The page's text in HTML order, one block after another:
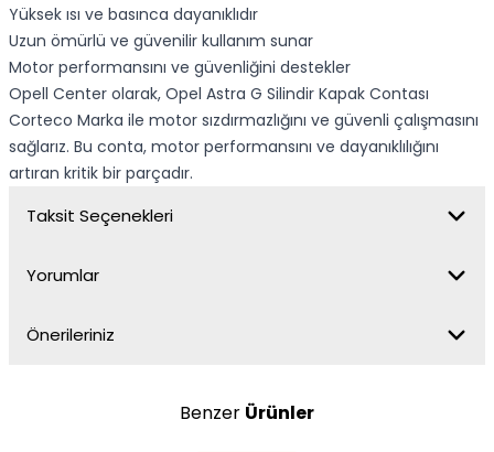
Yüksek ısı ve basınca dayanıklıdır
Uzun ömürlü ve güvenilir kullanım sunar
Motor performansını ve güvenliğini destekler
Opell Center olarak, Opel Astra G Silindir Kapak Contası
Corteco Marka ile motor sızdırmazlığını ve güvenli çalışmasını
sağlarız. Bu conta, motor performansını ve dayanıklılığını
artıran kritik bir parçadır.
Taksit Seçenekleri
Yorumlar
Önerileriniz
Benzer Ürünler